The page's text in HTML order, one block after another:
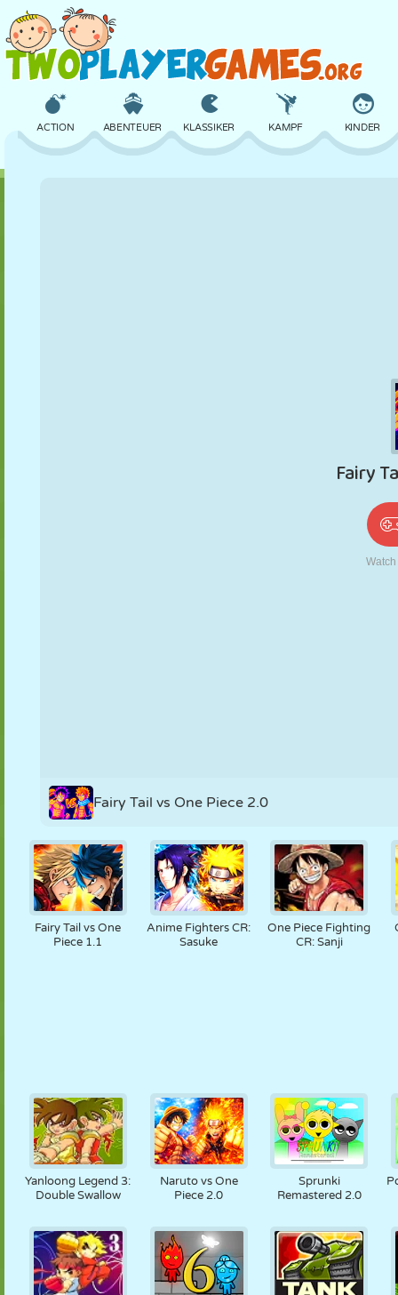
ACTION ABENTEUER KLASSIKER KAMPF KINDER
Fairy Tail vs One Piece 2.0
Fairy Tail vs One
Piece 1.1
Anime Fighters CR:
Sasuke
One Piece Fighting
CR: Sanji
Yanloong Legend 3:
Double Swallow
Naruto vs One
Piece 2.0
Sprunki
Remastered 2.0